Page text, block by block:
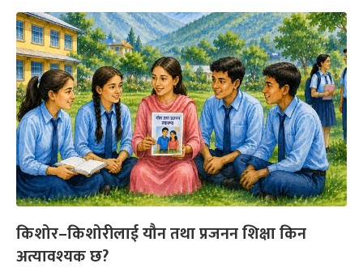
किशोर–किशोरीलाई यौन तथा प्रजनन शिक्षा किन
अत्यावश्यक छ?